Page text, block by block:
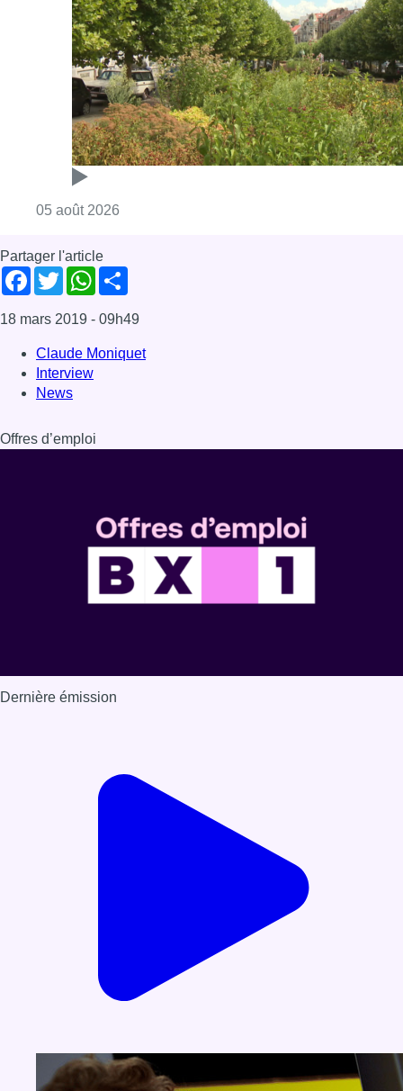
05 août 2026
Partager l'article
Facebook
TwitterWhatsApp
18 mars 2019 - 09h49
Claude Moniquet
Interview
News
Offres d’emploi
Dernière émission